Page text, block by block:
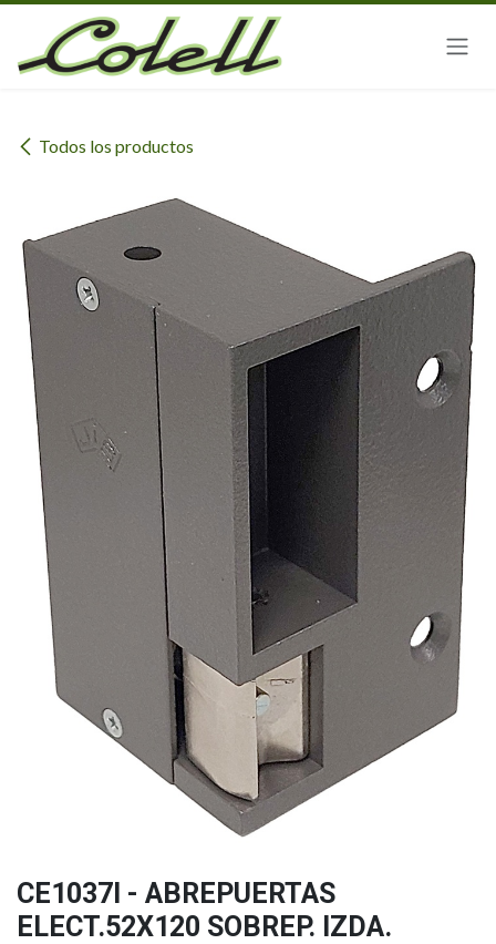
Ir al contenido
Todos los productos
CE1037I - ABREPUERTAS
ELECT.52X120 SOBREP. IZDA.